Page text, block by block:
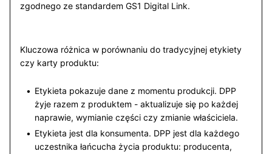
zgodnego ze standardem GS1 Digital Link.
Kluczowa różnica w porównaniu do tradycyjnej etykiety
czy karty produktu:
Etykieta pokazuje dane z momentu produkcji. DPP
żyje razem z produktem - aktualizuje się po każdej
naprawie, wymianie części czy zmianie właściciela.
Etykieta jest dla konsumenta. DPP jest dla każdego
uczestnika łańcucha życia produktu: producenta,